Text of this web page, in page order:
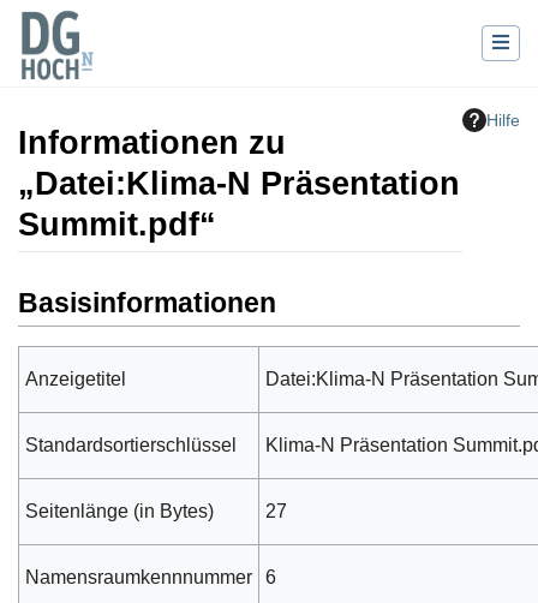
Hilfe
Informationen zu
„Datei:Klima-N Präsentation
Summit.pdf“
Basisinformationen
Anzeigetitel Datei:Klima-N Präsentation
Standardsortierschlüssel Klima-N Präsentation
Seitenlänge (in Bytes) 27
Namensraumkennnummer 6